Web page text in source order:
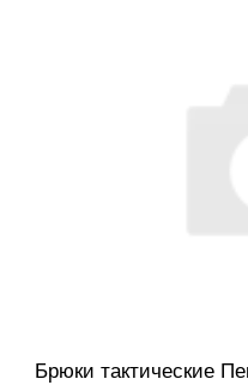
Брюки тактические